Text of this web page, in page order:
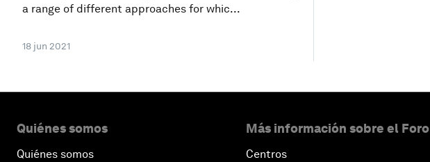
a range of different approaches for whic...
18 jun 2021
Quiénes somos
Quiénes somos
Más información sobre el Foro
Centros